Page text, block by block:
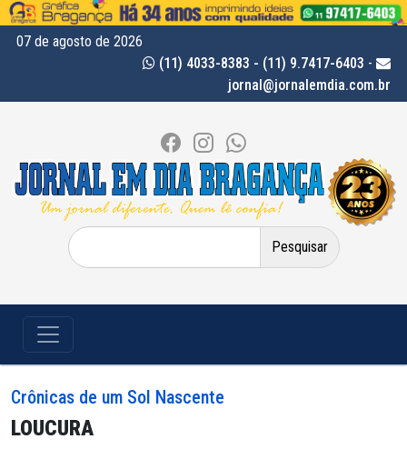
07 de agosto de 2026
(11) 4033-8383 - (11) 9.7417-6403 -
jornal@jornalemdia.com.br
Pesquisar
por:
Crônicas de um Sol Nascente
LOUCURA